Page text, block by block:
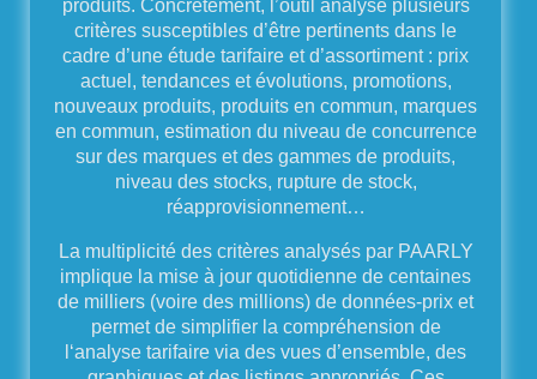
produits. Concrètement, l’outil analyse plusieurs
critères susceptibles d’être pertinents dans le
cadre d’une étude tarifaire et d’assortiment : prix
actuel, tendances et évolutions, promotions,
nouveaux produits, produits en commun, marques
en commun, estimation du niveau de concurrence
sur des marques et des gammes de produits,
niveau des stocks, rupture de stock,
réapprovisionnement…
La multiplicité des critères analysés par PAARLY
implique la mise à jour quotidienne de centaines
de milliers (voire des millions) de données-prix et
permet de simplifier la compréhension de
l‘analyse tarifaire via des vues d’ensemble, des